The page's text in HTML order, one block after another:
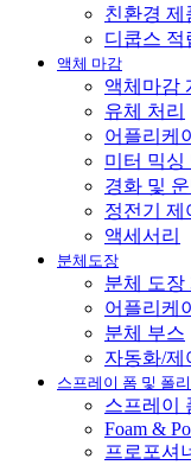
친환경 제
디쿱스 적
액체 마감
액체마감
유체 처리
어플리케
미터 믹싱
경화 및 운
정전기 제
액세서리
분체도장
분체 도장
어플리케
분체 부스
자동화/제
스프레이 폼 및 폴
스프레이
Foam &
프로포셔